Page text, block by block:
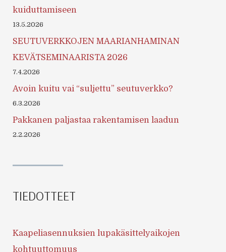
kuiduttamiseen
13.5.2026
SEUTUVERKKOJEN MAARIANHAMINAN
KEVÄTSEMINAARISTA 2026
7.4.2026
Avoin kuitu vai “suljettu” seutuverkko?
6.3.2026
Pakkanen paljastaa rakentamisen laadun
2.2.2026
TIEDOTTEET
Kaapeliasennuksien lupakäsittelyaikojen
kohtuuttomuus